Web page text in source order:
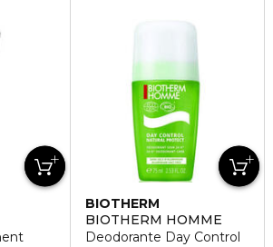
BIOTHERM
BIOTHERM HOMME
Deodorante Day Control